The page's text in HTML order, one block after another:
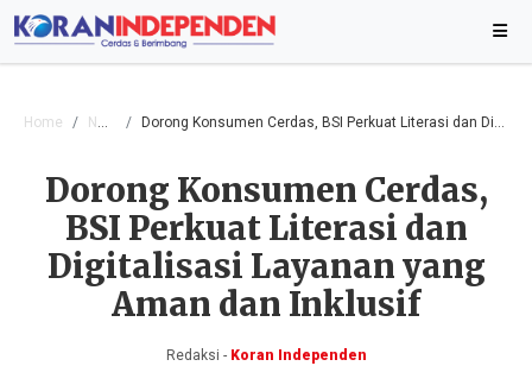
Home Nasional Dorong Konsumen Cerdas, BSI Perkuat Literasi dan Digitalisasi Layanan yang Aman dan Inklusif
Dorong Konsumen Cerdas,
BSI Perkuat Literasi dan
Digitalisasi Layanan yang
Aman dan Inklusif
Redaksi -Koran Independen